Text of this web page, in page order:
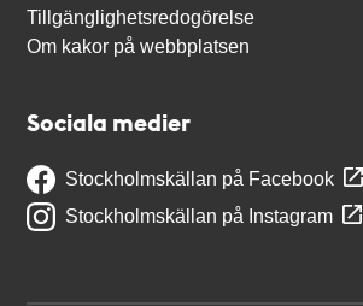
Tillgänglighetsredogörelse
Om kakor på webbplatsen
Sociala medier
Stockholmskällan på Facebook
Stockholmskällan på Instagram